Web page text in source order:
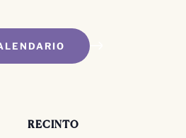
RECINTO